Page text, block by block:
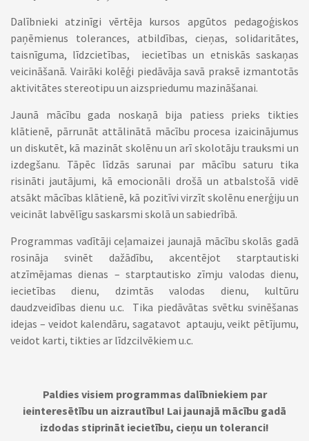
Dalībnieki atzinīgi vērtēja kursos apgūtos pedagoģiskos
paņēmienus tolerances, atbildības, cieņas, solidaritātes,
taisnīguma, līdzcietības, iecietības un etniskās saskaņas
veicināšanā. Vairāki kolēģi piedāvāja savā praksē izmantotās
aktivitātes stereotipu un aizspriedumu mazināšanai.
Jaunā mācību gada noskaņā bija patiess prieks tikties
klātienē, pārrunāt attālinātā mācību procesa izaicinājumus
un diskutēt, kā mazināt skolēnu un arī skolotāju trauksmi un
izdegšanu. Tāpēc līdzās sarunai par mācību saturu tika
risināti jautājumi, kā emocionāli drošā un atbalstošā vidē
atsākt mācības klātienē, kā pozitīvi virzīt skolēnu enerģiju un
veicināt labvēlīgu saskarsmi skolā un sabiedrībā.
Programmas vadītāji ceļamaizei jaunajā mācību skolās gadā
rosināja svinēt dažādību, akcentējot starptautiski
atzīmējamas dienas – starptautisko zīmju valodas dienu,
iecietības dienu, dzimtās valodas dienu, kultūru
daudzveidības dienu u.c. Tika piedāvātas svētku svinēšanas
idejas – veidot kalendāru, sagatavot aptauju, veikt pētījumu,
veidot karti, tikties ar līdzcilvēkiem u.c.
Paldies visiem programmas dalībniekiem par
ieinteresētību un aizrautību! Lai jaunajā mācību gadā
izdodas stiprināt iecietību, cieņu un toleranci!